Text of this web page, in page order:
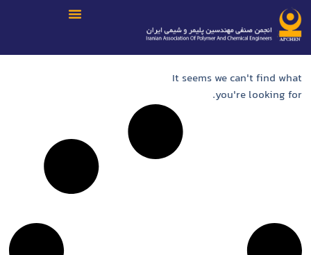
It seems we can't find what
you're looking for.